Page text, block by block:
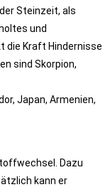
Steinzeit, als
und
die Kraft Hindernisse
sind Skorpion,
Japan, Armenien,
Dazu
kann er